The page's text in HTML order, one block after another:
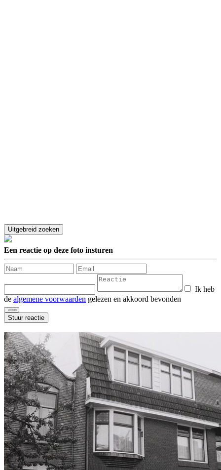
Een reactie op deze foto insturen
Ik heb
de algemene voorwaarden gelezen en akkoord bevonden